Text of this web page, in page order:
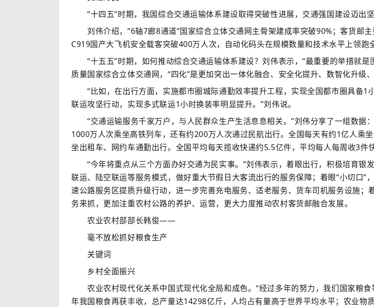
“十四五”时期，我国综合交通运输体系建设取得突破性进展，交通强国建设迈出坚
刘伟介绍，“6轴7廊8通道”国家综合立体交通网主骨架建成率突破90%；客货邮主
C919国产大飞机安全载客突破400万人次，自动化码头在规模数量和技术水平上领跑
“十五五”时期，如何推动综合交通运输体系建设？刘伟表示，“最重要的举措就是
质量国家综合立体交通网，“四化”是更加突出一体化融合、安全化提升、数智化升级、
“比如，在出行方面，实施都市圈城际通勤效率提升工程，实现全国都市圈具备1
联运攻坚行动，实现多式联运1小时换装率明显提升。”刘伟说。
“交通运输服务千家万户，与人民群众生产生活息息相关。”刘伟分享了一组数据
1000万人次乘坐高铁列车，还有约200万人次通过民航出行。全国每天有约1亿人乘
坐出租车、网约车通勤出行。全国平均每天揽收快递约5.5亿件，平均每人每周收3件快
“今年将重点从三个方面办好交通为民实事。”刘伟表示，着眼出行，积极培育银
联运、陆空联运等服务模式，做好重大节假日大客流出行的服务保障；着眼“小切口
速公路服务区提质升级行动，进一步完善充电服务、适老服务、货车司机服务设施；
务来抓，更加注重农村公路的养护、运营，更大力度推动农村客货邮融合发展。
农业农村部部长韩俊——
毫不放松抓好粮食生产
关键词
乡村全面振兴
农业农村现代化关系中国式现代化全局和成色。“经过多年的努力，我们国家粮
年我国粮食再获丰收，总产量达14298亿斤，人均占有量高于世界平均水平；农业物